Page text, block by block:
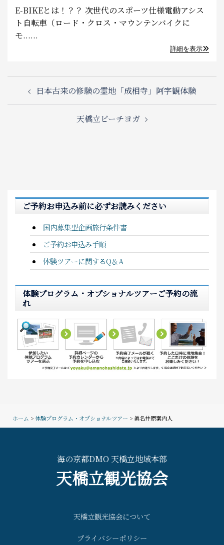
E-BIKEとは！？？ 次世代のスポーツ仕様電動アシス
ト自転車（ロード・クロス・マウンテンバイクに
モ......
詳細を表示
Post
navigation
日本古来の修験の霊地「成相寺」阿字観体験
天橋立ビーチヨガ
ご予約お申込み前に必ずお読みください
国内募集型企画旅行条件書
ご予約お申込み手順
体験ツアーに関するQ＆A
体験プログラム・オプショナルツアーご予約の流
れ
ホーム >体験プログラム・オプショナルツアー > 眞名井原案内人
海の京都DMO 天橋立地域本部
天橋立観光協会
天橋立観光協会について
プライバシーポリシー